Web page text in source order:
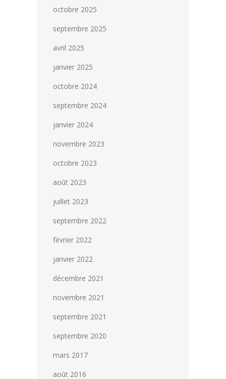
octobre 2025
septembre 2025
avril 2025
janvier 2025
octobre 2024
septembre 2024
janvier 2024
novembre 2023
octobre 2023
août 2023
juillet 2023
septembre 2022
février 2022
janvier 2022
décembre 2021
novembre 2021
septembre 2021
septembre 2020
mars 2017
août 2016